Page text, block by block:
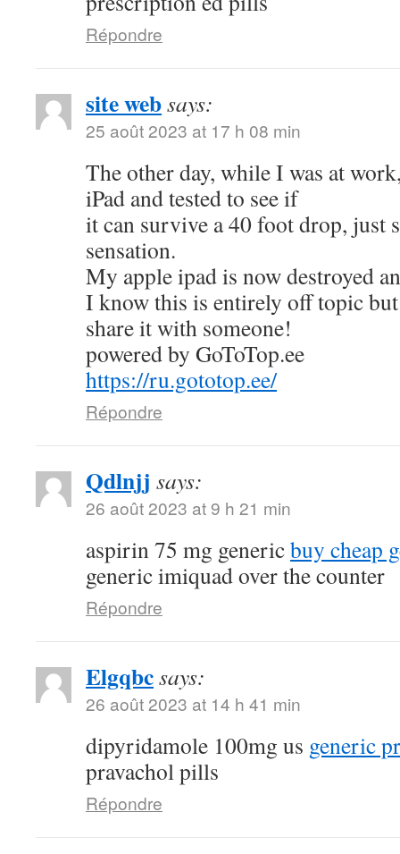
Répondre
site websays:
25 août 2023 at 17 h 08 min
The other day, while I was at
iPad and tested to see if
it can survive a 40 foot drop, just
sensation.
My apple ipad is now destroyed
I know this is entirely off topic
share it with someone!
powered by GoToTop.ee
https://ru.gototop.ee/
Répondre
Qdlnjj says:
26 août 2023 at 9 h 21 min
aspirin 75 mg genericbuy cheap
generic imiquad over the counter
Répondre
Elgqbcsays:
26 août 2023 at 14 h 41 min
dipyridamole 100mg us generic
pravachol pills
Répondre